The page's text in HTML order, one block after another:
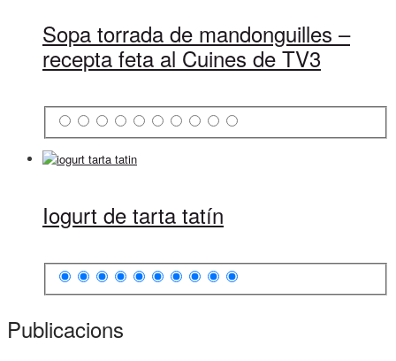
Sopa torrada de mandonguilles –
recepta feta al Cuines de TV3
Iogurt de tarta tatín
Publicacions